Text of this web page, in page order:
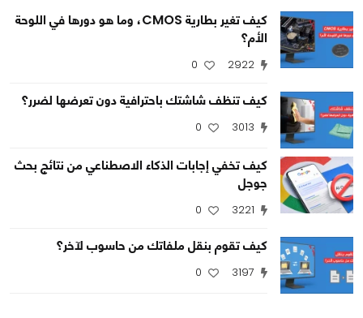
2791
0
0
كيف تغير بطارية CMOS، وما هو دورها في اللوحة
الأم؟
2922
0
كيف تنظف شاشتك باحترافية دون تعرضها لضرر؟
3013
0
كيف تخفي إجابات الذكاء الاصطناعي من نتائج بحث
جوجل
3221
0
كيف تقوم بنقل ملفاتك من حاسوب لآخر؟
3197
0